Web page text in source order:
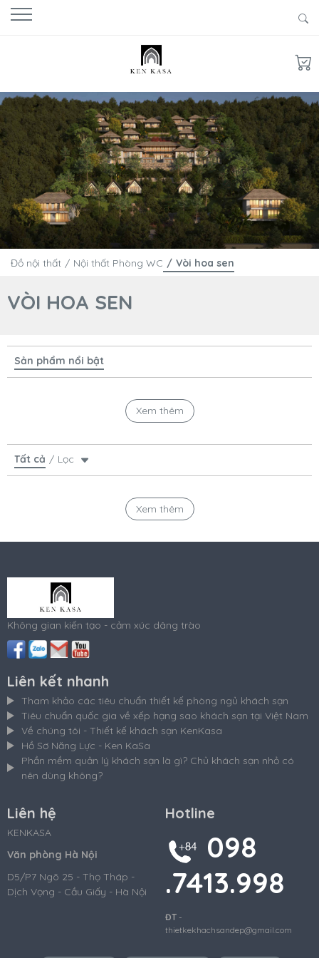
Đồ nội thất Nội thất Phòng WC Vòi hoa sen
VÒI HOA SEN
Sản phẩm nổi bật
Xem thêm
Tất cả Lọc
Xem thêm
Không gian kiến tạo - cảm xúc dâng trào
Liên kết nhanh
Tham khảo các tiêu chuẩn thiết kế phòng ngủ khách sạn
Tiêu chuẩn quốc gia về xếp hạng sao khách sạn tại Việt Nam
Về chúng tôi - Thiết kế khách sạn KenKasa
Hồ Sơ Năng Lực - Ken KaSa
Phần mềm quản lý khách sạn là gì? Chủ khách sạn nhỏ có
nên dùng không?
Liên hệ
KENKASA
Văn phòng Hà Nội
D5/P7 Ngõ 25 - Thọ Tháp -
Dịch Vọng - Cầu Giấy - Hà Nội
Hotline
098
.7413.998
ĐT-
thietkekhachsandep@gmail.com